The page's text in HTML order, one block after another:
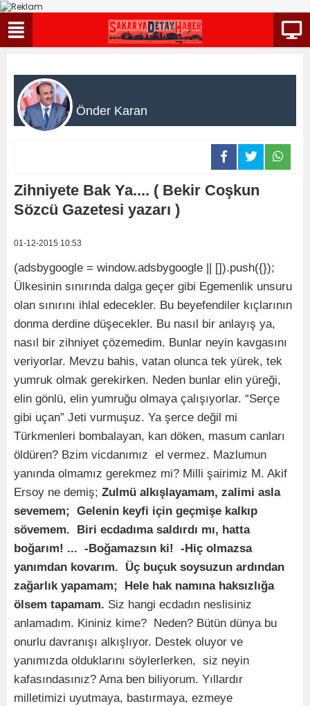
Önder Karan
Zihniyete Bak Ya.... ( Bekir Coşkun
Sözcü Gazetesi yazarı )
01-12-2015 10:53
(adsbygoogle = window.adsbygoogle || []).push({});
Ülkesinin sınırında dalga geçer gibi Egemenlik unsuru
olan sınırını ihlal edecekler. Bu beyefendiler kıçlarının
donma derdine düşecekler. Bu nasıl bir anlayış ya,
nasıl bir zihniyet çözemedim. Bunlar neyin kavgasını
veriyorlar. Mevzu bahis, vatan olunca tek yürek, tek
yumruk olmak gerekirken. Neden bunlar elin yüreği,
elin gönlü, elin yumruğu olmaya çalışıyorlar. “Serçe
gibi uçan” Jeti vurmuşuz. Ya şerce değil mi
Türkmenleri bombalayan, kan döken, masum canları
öldüren? Bzim vicdanımız el vermez. Mazlumun
yanında olmamız gerekmez mi? Milli şairimiz M. Akif
Ersoy ne demiş; Zulmü alkışlayamam, zalimi asla
sevemem;
Gelenin keyfi için geçmişe kalkıp
sövemem.
Biri ecdadıma saldırdı mı, hatta
boğarım! ... -Boğamazsın ki!
-Hiç olmazsa
yanımdan kovarım.
Üç buçuk soysuzun ardından
zağarlık yapamam;
Hele hak namına haksızlığa
ölsem tapamam. Siz hangi ecdadın neslisiniz
anlamadım. Kininiz kime? Neden? Bütün dünya bu
onurlu davranışı alkışlıyor. Destek oluyor ve
yanımızda olduklarını söylerlerken, siz neyin
kafasındasınız? Ama ben biliyorum. Yıllardır
milletimizi uyutmaya, bastırmaya, ezmeye